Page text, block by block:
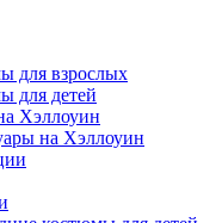
для взрослых
для детей
Хэллоуин
на Хэллоуин